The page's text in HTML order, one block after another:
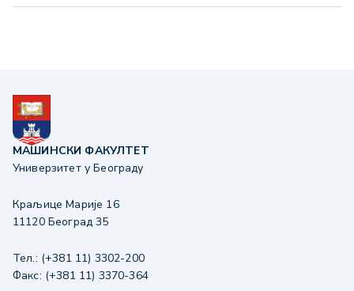
МАШИНСКИ ФАКУЛТЕТ
Универзитет у Београду
Краљице Марије 16
11120 Београд 35
Тел.: (+381 11) 3302-200
Факс: (+381 11) 3370-364